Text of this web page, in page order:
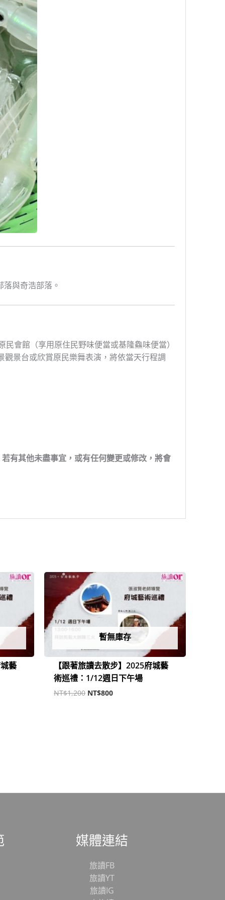
與奇浩部落。
館（享用原住民野味便當或基隆鱻味便當）
景台或欣賞原民樂舞表演，將依當天行程調
有其他未盡事宜，或有任何變更或修改，將會
藝
暫無庫存
【跟著旅讀去散步】2025府城藝
術巡禮：1/12週日下午場
NT$1,200
原
始
價
格：
NT$1,200。
NT$800
格：
NT$800。
媒體連結
旅讀FB
旅讀YT
旅讀IG